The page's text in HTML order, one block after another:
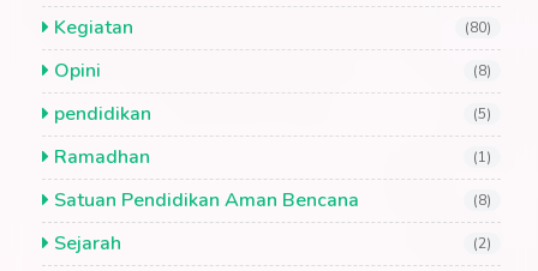
Kegiatan (80)
Opini (8)
pendidikan (5)
Ramadhan (1)
Satuan Pendidikan Aman Bencana (8)
Sejarah (2)